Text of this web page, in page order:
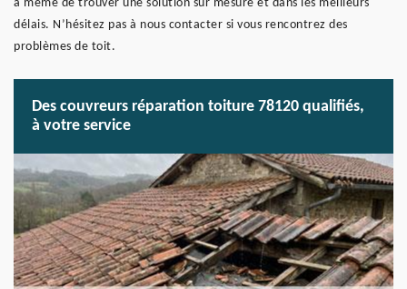
à même de trouver une solution sur mesure et dans les meilleurs
délais. N’hésitez pas à nous contacter si vous rencontrez des
problèmes de toit.
Des couvreurs réparation toiture 78120 qualifiés,
à votre service